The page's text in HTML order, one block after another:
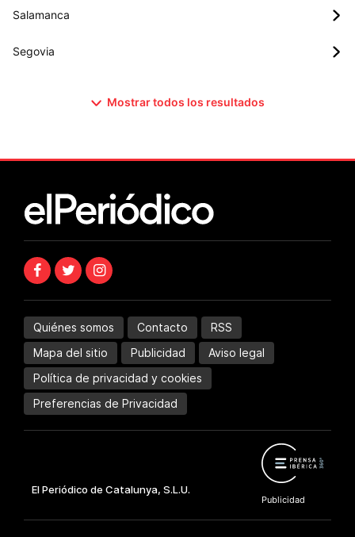
Salamanca
Segovia
Mostrar todos los resultados
Quiénes somos Contacto
RSS
Mapa del sitio
Publicidad
Aviso legal
Política de privacidad y cookies
Preferencias de Privacidad